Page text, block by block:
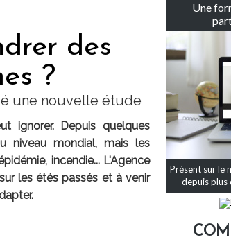
des
?
une nouvelle étude
ignorer. Depuis quelques
niveau mondial, mais les
incendie... L'Agence
les étés passés et à venir
Une
Présent sur le
depuis plus